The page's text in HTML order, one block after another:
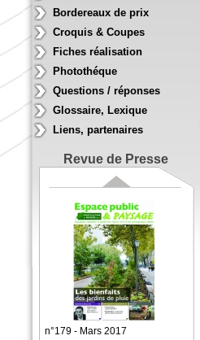
Bordereaux de prix
Croquis & Coupes
Fiches réalisation
Photothéque
Questions / réponses
Glossaire, Lexique
Liens, partenaires
Revue de Presse
n°179 - Mars 2017